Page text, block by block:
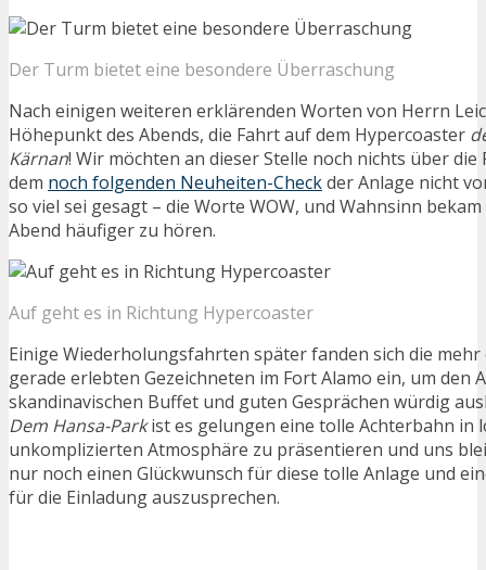
Der Turm bietet eine besondere Überraschung
Nach einigen weiteren erklärenden Worten von Herrn
Höhepunkt des Abends, die Fahrt auf dem Hypercoaster
Kärnan! Wir möchten an dieser Stelle noch nichts über
dem noch folgenden Neuheiten-Checkder Anlage nicht
so viel sei gesagt – die Worte WOW, und Wahnsinn
Abend häufiger zu hören.
Auf geht es in Richtung Hypercoaster
Einige Wiederholungsfahrten später fanden sich die
gerade erlebten Gezeichneten im Fort Alamo ein, um den
skandinavischen Buffet und guten Gesprächen würdig
Dem Hansa-Parkist es gelungen eine tolle Achterbahn in
unkomplizierten Atmosphäre zu präsentieren und uns
nur noch einen Glückwunsch für diese tolle Anlage und
für die Einladung auszusprechen.